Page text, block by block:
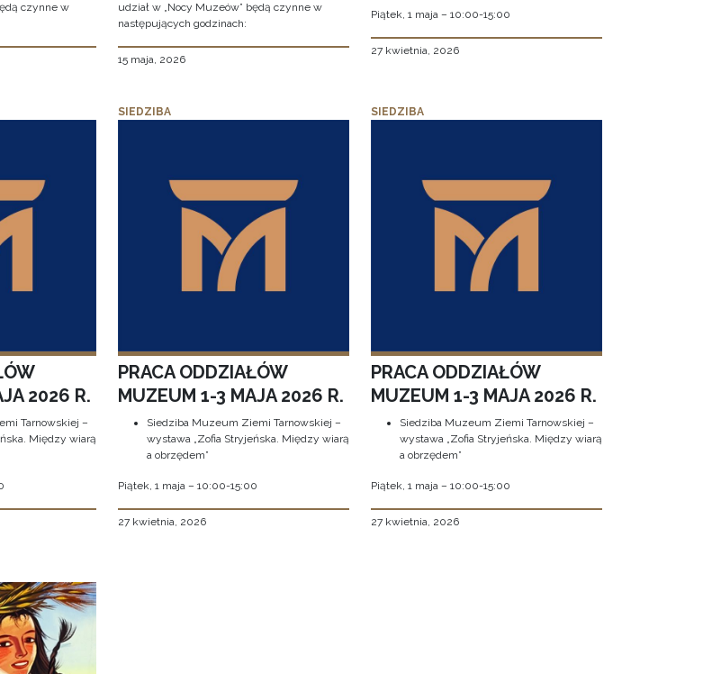
czynne w
udział w „Nocy Muzeów” będą czynne w
następujących godzinach:
15 maja, 2026
Piątek, 1 maja – 10:00-15:00
27 kwietnia, 2026
2026 R.
Tarnowskiej –
Między wiarą
SIEDZIBA
PRACA ODDZIAŁÓW
MUZEUM 1-3 MAJA 2026 R.
Siedziba Muzeum Ziemi Tarnowskiej –
wystawa „Zofia Stryjeńska. Między wiarą
a obrzędem”
Piątek, 1 maja – 10:00-15:00
27 kwietnia, 2026
SIEDZIBA
PRACA ODDZIAŁÓW
MUZEUM 1-3 MAJA 2026 R.
Siedziba Muzeum Ziemi Tarnowskiej –
wystawa „Zofia Stryjeńska. Między wiarą
a obrzędem”
Piątek, 1 maja – 10:00-15:00
27 kwietnia, 2026